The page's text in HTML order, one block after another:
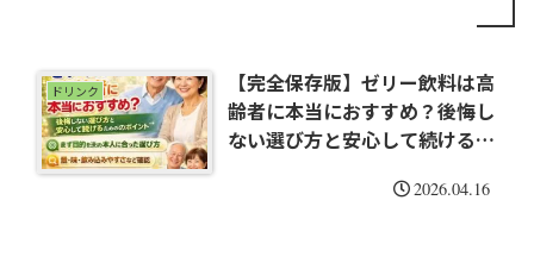
ドリンク
【完全保存版】ゼリー飲料は高
齢者に本当におすすめ？後悔し
ない選び方と安心して続けるた
2026.04.16